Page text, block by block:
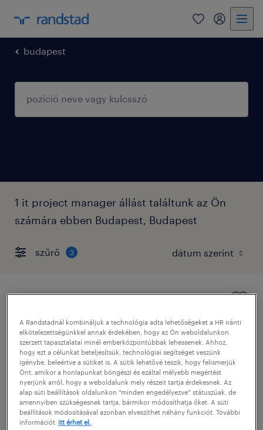
0 fiókom
budapest
1 it project manager állást találtunk az Ön
számára ebben Budapest, Budapest
szűrő 3
projektvezető
budapest, budapest
határozatlan idejű
főiskolai, egyetemi végzettség / university
megjelenítve ekkor: 2 június 2026
A Randstadnál kombináljuk a technológia adta lehetőségeket a HR iránti
elkötelezettségünkkel annak érdekében, hogy az Ön weboldalunkon
szerzett tapasztalatai minél emberközpontúbbak lehessenek. Ahhoz,
hogy ezt a célunkat beteljesítsük, technológiai segítséget veszünk
igénybe, beleértve a sütiket is. A sütik lehetővé teszik, hogy felismerjük
Önt, amikor a honlapunkat böngészi és ezáltal mélyebb megértést
nyerjünk arról, hogy a weboldalunk mely részeit tartja érdekesnek. Az
alap süti beállítások oldalunkon “minden engedélyezve” státuszúak, de
amennyiben szükségesnek tartja, bármikor módosíthatja őket. A süti
beállítások módosításával azonban elveszíthet néhány funkciót. További
információt itt érhet el.